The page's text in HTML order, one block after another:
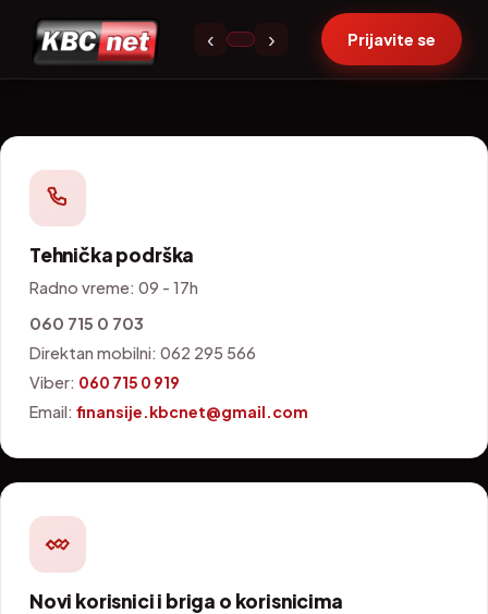
Kontakt ‹ › Prijavite se
Tehnička podrška
Radno vreme: 09 - 17h
060 715 0 703
Direktan mobilni: 062 295 566
Viber: 060 715 0 919
Email: finansije.kbcnet@gmail.com
Novi korisnici i briga o korisnicima